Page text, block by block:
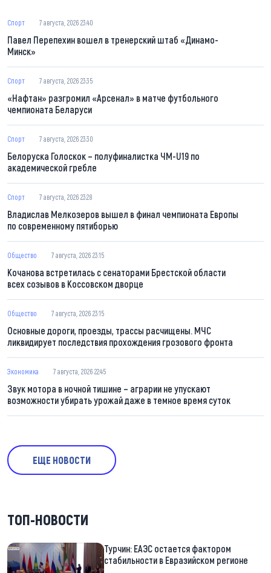
Спорт 7 августа, 2026 23:40
Павел Перепехин вошел в тренерский штаб «Динамо-
Минск»
Спорт 7 августа, 2026 23:35
«Нафтан» разгромил «Арсенал» в матче футбольного
чемпионата Беларуси
Спорт 7 августа, 2026 23:30
Белоруска Голоскок – полуфиналистка ЧМ-U19 по
академической гребле
Спорт 7 августа, 2026 23:28
Владислав Мелкозеров вышел в финал чемпионата Европы
по современному пятиборью
Общество 7 августа, 2026 23:15
Кочанова встретилась с сенаторами Брестской области
всех созывов в Коссовском дворце
Общество 7 августа, 2026 23:15
Основные дороги, проезды, трассы расчищены. МЧС
ликвидирует последствия прохождения грозового фронта
Экономика 7 августа, 2026 22:45
Звук мотора в ночной тишине – аграрии не упускают
возможности убирать урожай даже в темное время суток
ЕЩЕ НОВОСТИ
ТОП-НОВОСТИ
Турчин: ЕАЭС остается фактором
стабильности в Евразийском регионе